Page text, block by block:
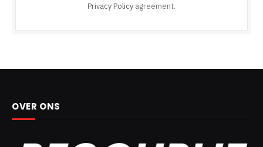
Privacy Policy agreement.
OVER ONS